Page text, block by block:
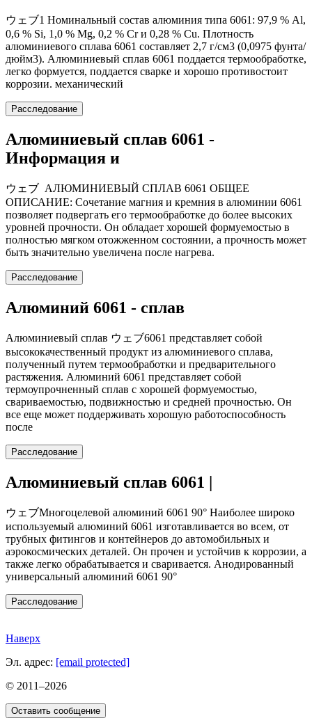
ウェブ1 Номинальный состав алюминия типа 6061: 97,9 % Al,
0,6 % Si, 1,0 % Mg, 0,2 % Cr и 0,28 % Cu. Плотность
алюминиевого сплава 6061 составляет 2,7 г/см3 (0,0975 фунта/
дюйм3). Алюминиевый сплав 6061 поддается термообработке,
легко формуется, поддается сварке и хорошо противостоит
коррозии. механический
Расследование
Алюминиевый сплав 6061 -
Информация и
ウェブ АЛЮМИНИЕВЫЙ СПЛАВ 6061 ОБЩЕЕ
ОПИСАНИЕ: Сочетание магния и кремния в алюминии 6061
позволяет подвергать его термообработке до более высоких
уровней прочности. Он обладает хорошей формуемостью в
полностью мягком отожженном состоянии, а прочность может
быть значительно увеличена после нагрева.
Расследование
Алюминий 6061 - сплав
Алюминиевый сплав ウェブ6061 представляет собой
высококачественный продукт из алюминиевого сплава,
полученный путем термообработки и предварительного
растяжения. Алюминий 6061 представляет собой
термоупрочненный сплав с хорошей формуемостью,
свариваемостью, подвижностью и средней прочностью. Он
все еще может поддерживать хорошую работоспособность
после
Расследование
Алюминиевый сплав 6061 |
ウェブМногоцелевой алюминий 6061 90° Наиболее широко
используемый алюминий 6061 изготавливается во всем, от
трубных фитингов и контейнеров до автомобильных и
аэрокосмических деталей. Он прочен и устойчив к коррозии, а
также легко обрабатывается и сваривается. Анодированный
универсальный алюминий 6061 90°
Расследование
Наверх
Эл. адрес: [email protected]
© 2011–2026
Оставить сообщение